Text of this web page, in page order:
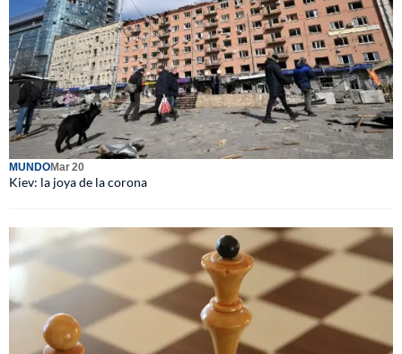
MUNDOMar 20
Kiev: la joya de la corona